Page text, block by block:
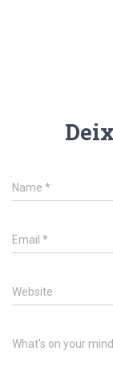
Name *
Email *
Website
What's on your